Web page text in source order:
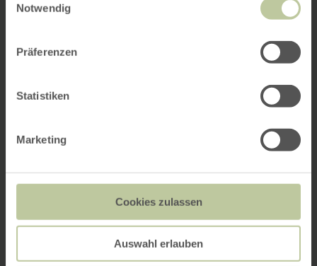
Notwendig
Präferenzen
Statistiken
Marketing
Cookies zulassen
Auswahl erlauben